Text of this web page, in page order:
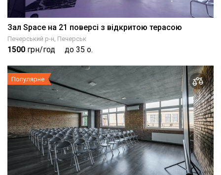
Зал Space на 21 поверсі з відкритою терасою
Печерський р-н, Печерськ
1500 грн/год до 35 о.
Популярне